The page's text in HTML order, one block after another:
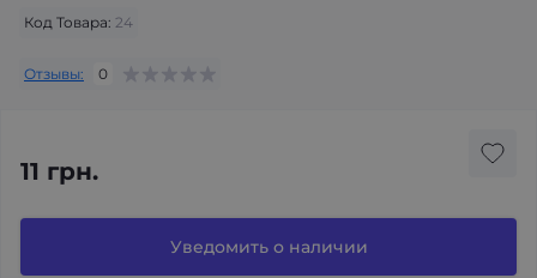
Код Товара: 24
Отзывы: 0
11 грн.
Уведомить о наличии